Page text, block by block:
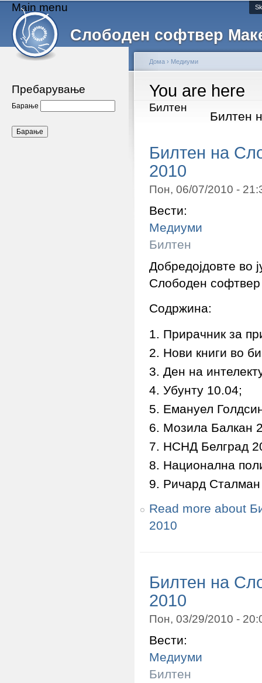
Слободен софтвер
Main menu
Пребарување
Барање
You are here
Дома › Медиуми
Билтен
Билтен
Билтен на
2010
Пон, 06/07/2010 -
Вести:
Медиуми
Билтен
Добредојдовте во
Слободен
Содржина:
Прирачник за
Нови книги во
Ден на
Убунту 10.04;
Емануел
Мозила Балкан
НСНД Белград
Национална
Ричард Сталман
Read more about
2010
Билтен на
2010
Пон, 03/29/2010 -
Вести:
Медиуми
Билтен